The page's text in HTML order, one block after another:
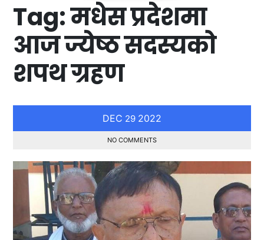
Tag:मधेस प्रदेशमा
आज ज्येष्ठ सदस्यको
शपथ ग्रहण
DEC 29 2022
NO COMMENTS